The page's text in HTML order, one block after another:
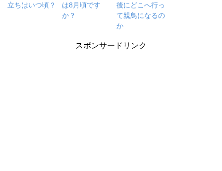
立ちはいつ頃？
は8月頃です
か？
後にどこへ行っ
て親鳥になるの
か
スポンサードリンク